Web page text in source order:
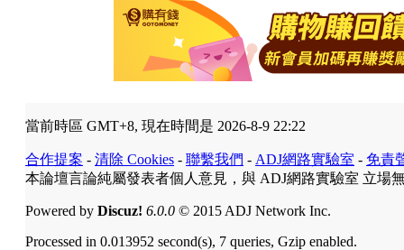
當前時區 GMT+8, 現在時間是 2026-8-9 22:22
合作提案 - 清除 Cookies - 聯繫我們 - ADJ網路實驗室 - 免責
本論壇言論純屬發表者個人意見，與 ADJ網路實驗室 立場
Powered by Discuz! 6.0.0 © 2015 ADJ Network Inc.
Processed in 0.013952 second(s), 7 queries, Gzip enabled.